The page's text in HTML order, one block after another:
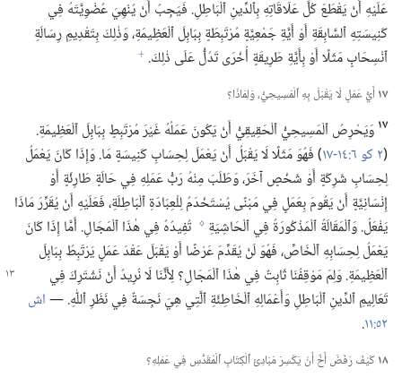
عَلَيْهِ أَنْ يَقْطَعَ كُلَّ عَلَاقَاتِهِ بِٱلدِّينِ ٱلْبَاطِلِ.‏ فَيَجِبُ أَنْ يُنْهِيَ عُضْوِيَّتَهُ فِي
كَنِيسَتِهِ ٱلسَّابِقَةِ أَوْ أَيَّةِ جَمْعِيَّةٍ مُرْتَبِطَةٍ بِبَابِلَ ٱلْعَظِيمَةِ،‏ وَذٰلِكَ بِتَقْدِيمِ رِسَالَةِ
ٱنْسِحَابٍ مَثَلًا أَوْ بِأَيَّةِ طَرِيقَةٍ أُخْرَى تَدُلُّ عَلَى ذٰلِكَ.‏ f
١٧أَيُّ عَمَلٍ لَا يَقْبَلُ بِهِ ٱلْمَسِيحِيُّ،‏ وَلِمَاذَا؟‏
١٧ وَيَحْرِصُ ٱلْمَسِيحِيُّ ٱلْحَقِيقِيُّ أَنْ يَكُونَ عَمَلُهُ غَيْرَ مُرْتَبِطٍ بِبَابِلَ ٱلْعَظِيمَةِ.‏
(‏٢ كو ٦:‏١٤-‏١٧
‏)‏ فَهُوَ مَثَلًا لَا يَقْبَلُ أَنْ يَعْمَلَ لِحِسَابِ كَنِيسَةٍ مَا.‏ وَإِذَا كَانَ يَعْمَلُ
لِحِسَابِ شَرِكَةٍ أَوْ شَخْصٍ آخَرَ،‏ وَطَلَبَ مِنْهُ رَبُّ عَمَلِهِ فِي حَالَةٍ طَارِئَةٍ أَوْ
إِنْسَانِيَّةٍ أَنْ يَقُومَ بِعَمَلٍ فِي مَبْنًى يُسْتَخْدَمُ لِلْعِبَادَةِ ٱلْبَاطِلَةِ،‏ فَعَلَيْهِ أَنْ يُقَرِّرَ مَاذَا
يَفْعَلُ.‏ وَٱلْمَقَالَةُ ٱلْمَذْكُورَةُ فِي ٱلْحَاشِيَةِ g تُفِيدُهُ فِي هٰذَا ٱلْمَجَالِ.‏ أَمَّا إِذَا كَانَ
يَعْمَلُ لِحِسَابِهِ ٱلْخَاصِّ،‏ فَهُوَ لَنْ يُقَدِّمَ عَرْضًا أَوْ يَقْبَلَ عَقْدَ عَمَلٍ يَرْتَبِطُ بِبَابِلَ
ٱلْعَظِيمَةِ.‏ وَلِمَ مَوْقِفُنَاثَابِتٌ فِي هٰذَا ٱلْمَجَالِ؟‏ لِأَنَّنَا لَا نُرِيدُ أَنْ نَشْتَرِكَ فِي
تَعَالِيمِ ٱلدِّينِ ٱلْبَاطِلِ وَأَعْمَالِهِ ٱلْخَاطِئَةِ ٱلَّتِي هِيَ نَجِسَةٌ فِي نَظَرِ ٱللّٰهِ.‏ —‏اش
٥٢:‏١١ ‏.‏
١٨كَيْفَ رَفَضَ أَخٌ أَنْ يَكْسِرَ مَبَادِئَ ٱلْكِتَابِ ٱلْمُقَدَّسِ فِي عَمَلِهِ؟‏